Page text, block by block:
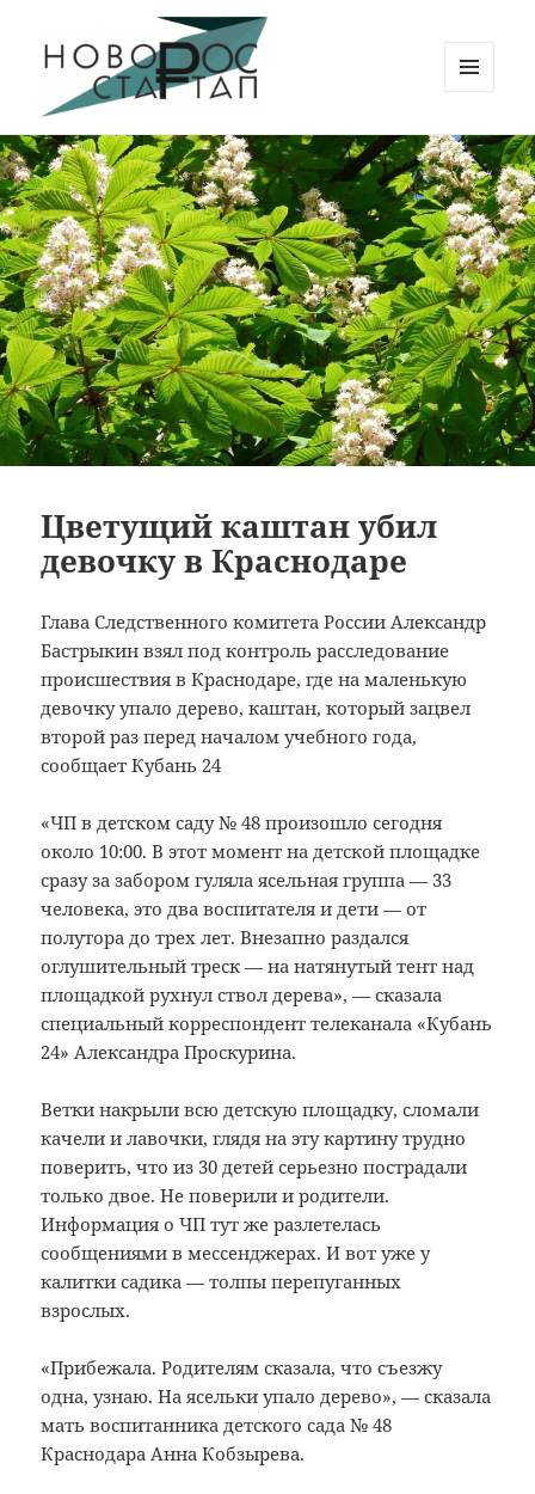
Новорос Стартап
ВИДЖЕТЫ
Цветущий каштан убил
девочку в Краснодаре
Глава Следственного комитета России Александр
Бастрыкин взял под контроль расследование
происшествия в Краснодаре, где на маленькую
девочку упало дерево, каштан, который зацвел
второй раз перед началом учебного года,
сообщает Кубань 24
«ЧП в детском саду № 48 произошло сегодня
около 10:00. В этот момент на детской площадке
сразу за забором гуляла ясельная группа — 33
человека, это два воспитателя и дети — от
полутора до трех лет. Внезапно раздался
оглушительный треск — на натянутый тент над
площадкой рухнул ствол дерева», — сказала
специальный корреспондент телеканала «Кубань
24» Александра Проскурина.
Ветки накрыли всю детскую площадку, сломали
качели и лавочки, глядя на эту картину трудно
поверить, что из 30 детей серьезно пострадали
только двое. Не поверили и родители.
Информация о ЧП тут же разлетелась
сообщениями в мессенджерах. И вот уже у
калитки садика — толпы перепуганных
взрослых.
«Прибежала. Родителям сказала, что съезжу
одна, узнаю. На ясельки упало дерево», — сказала
мать воспитанника детского сада № 48
Краснодара Анна Кобзырева.